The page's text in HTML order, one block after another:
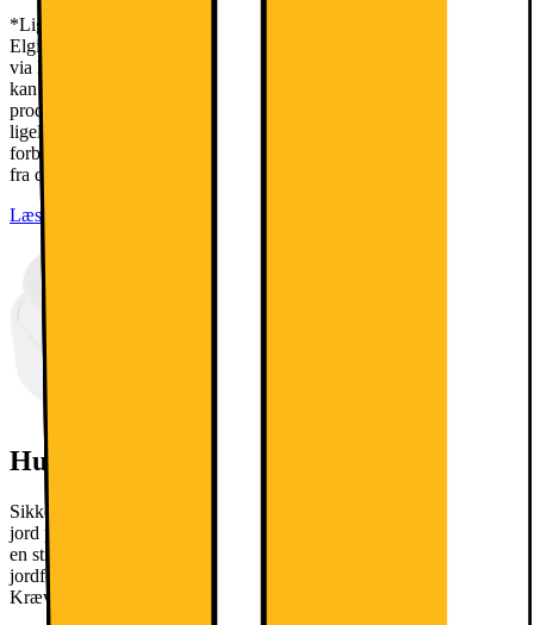
*Lige nu får du ved køb af udvalgte LG hvidevarer et gavekort til
Elgiganten fra 700 - 4500 kr. når du handler i vores varehuse samt
via liveshopping. Kampagnen løber fra d. 20/07 - 30/08. Gavekortet
kan ikke modregnes ordren, hvor gavekortet opnås. Såfremt
produkterne der har udløst gavekortet returneres, skal gavekortet
ligeledes returneres i samme moment. Er gavekortet allerede brugt,
forbeholder Elgiganten sig retten til at fratrække gavekortets værdi
fra det samlede beløb til tilbagebetaling.
Læs mere
Husk stikprop til din hvidevare
Sikkerhedsstyrelsen SIK.DK anbefaler, at du bruger omformer til
jord på hvidevarer. Denne vare leveres uden jordforbindelse, hvorfor
en stikprop til jordforbindelse er nødvendig for at opnå
jordforbindelse. Denne kan tilkøbes i leveringsprocessen. NB!
Kræver jordforbindelse i din stikkontakt.